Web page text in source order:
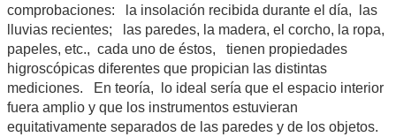
comprobaciones: la insolación recibida durante el día, las
lluvias recientes; las paredes, la madera, el corcho, la ropa,
papeles, etc., cada uno de éstos, tienen propiedades
higroscópicas diferentes que propician las distintas
mediciones. En teoría, lo ideal sería que el espacio interior
fuera amplio y que los instrumentos estuvieran
equitativamente separados de las paredes y de los objetos.